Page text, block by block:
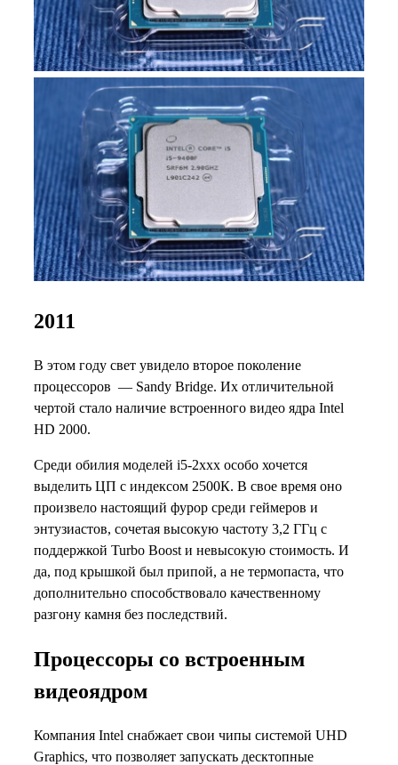
2011
В этом году свет увидело второе поколение
процессоров — Sandy Bridge. Их отличительной
чертой стало наличие встроенного видео ядра Intel
HD 2000.
Среди обилия моделей i5-2xxx особо хочется
выделить ЦП с индексом 2500К. В свое время оно
произвело настоящий фурор среди геймеров и
энтузиастов, сочетая высокую частоту 3,2 ГГц с
поддержкой Turbo Boost и невысокую стоимость. И
да, под крышкой был припой, а не термопаста, что
дополнительно способствовало качественному
разгону камня без последствий.
Процессоры со встроенным
видеоядром
Компания Intel снабжает свои чипы системой UHD
Graphics, что позволяет запускать десктопные